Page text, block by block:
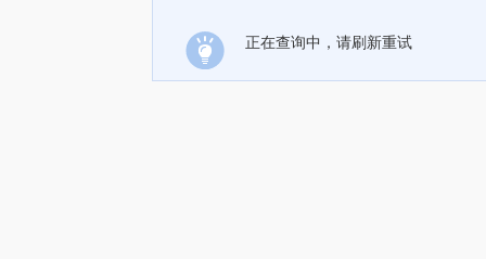
正在查询中，请刷新重试